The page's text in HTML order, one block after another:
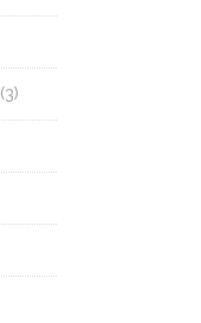
(3)